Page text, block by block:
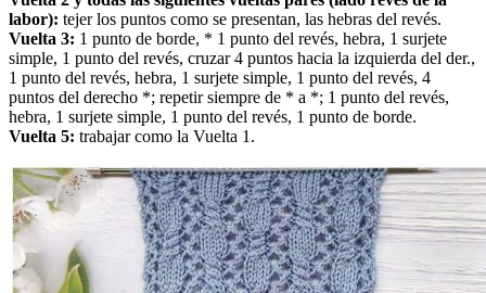
labor): tejer los puntos como se presentan, las hebras del revés.
Vuelta 3: 1 punto de borde, * 1 punto del revés, hebra, 1 surjete
simple, 1 punto del revés, cruzar 4 puntos hacia la izquierda del der.,
1 punto del revés, hebra, 1 surjete simple, 1 punto del revés, 4
puntos del derecho *; repetir siempre de * a *; 1 punto del revés,
hebra, 1 surjete simple, 1 punto del revés, 1 punto de borde.
Vuelta 5: trabajar como la Vuelta 1.